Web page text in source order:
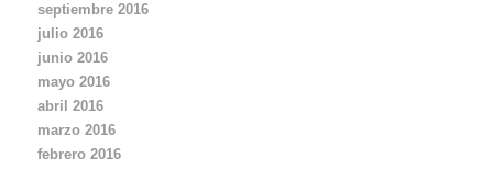
septiembre 2016
julio 2016
junio 2016
mayo 2016
abril 2016
marzo 2016
febrero 2016